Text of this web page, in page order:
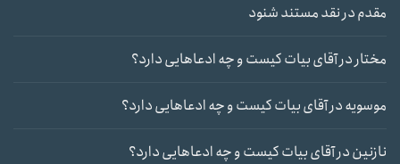
مقدمدرنقد مستند شنود
مختاردرآقای بیات کیست و چه ادعاهایی دارد؟
موسویهدرآقای بیات کیست و چه ادعاهایی دارد؟
نازنیندرآقای بیات کیست و چه ادعاهایی دارد؟